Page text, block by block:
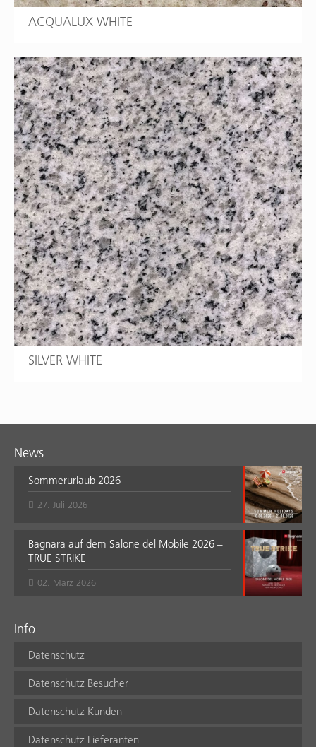
ACQUALUX WHITE
SILVER WHITE
News
Sommerurlaub 2026
27. Juli 2026
Bagnara auf dem Salone del Mobile 2026 –
TRUE STRIKE
02. März 2026
Info
Datenschutz
Datenschutz Besucher
Datenschutz Kunden
Datenschutz Lieferanten